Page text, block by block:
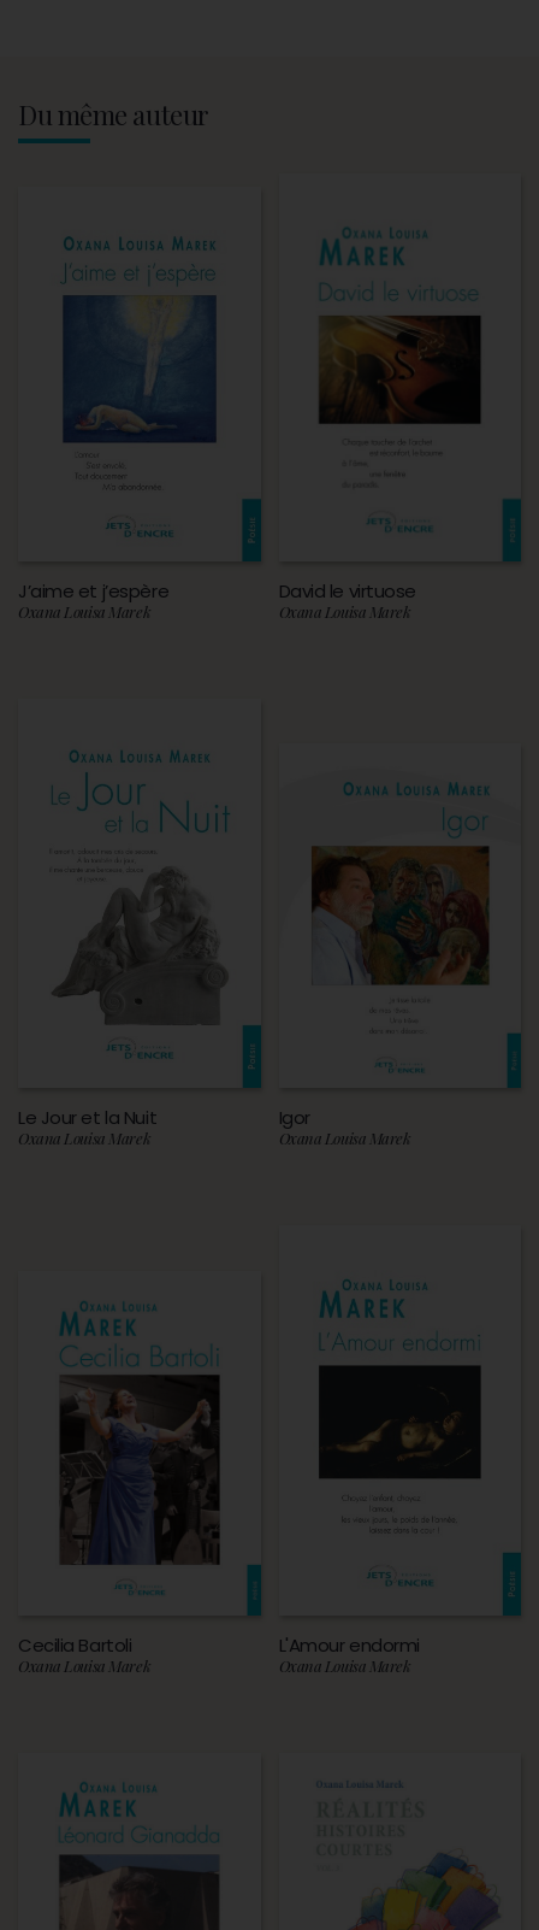
Du même auteur
J’aime et j’espère
Oxana Louisa Marek
David le virtuose
Oxana Louisa Marek
Le Jour et la Nuit
Oxana Louisa Marek
Igor
Oxana Louisa Marek
Cecilia Bartoli
Oxana Louisa Marek
L'Amour endormi
Oxana Louisa Marek